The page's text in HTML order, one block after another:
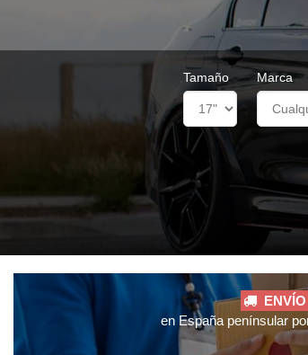
Tamaño Marca
en España penínsular